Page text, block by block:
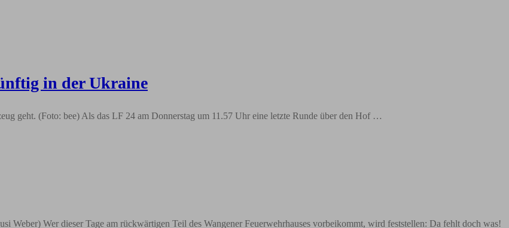
in der Ukraine
geht. (Foto: bee) Als das LF 24 am Donnerstag um 11.57 Uhr eine letzte Runde über den Hof …
Weber) Wer dieser Tage am rückwärtigen Teil des Wangener Feuerwehrhauses vorbeikommt, wird feststellen: Da fehlt doch was!